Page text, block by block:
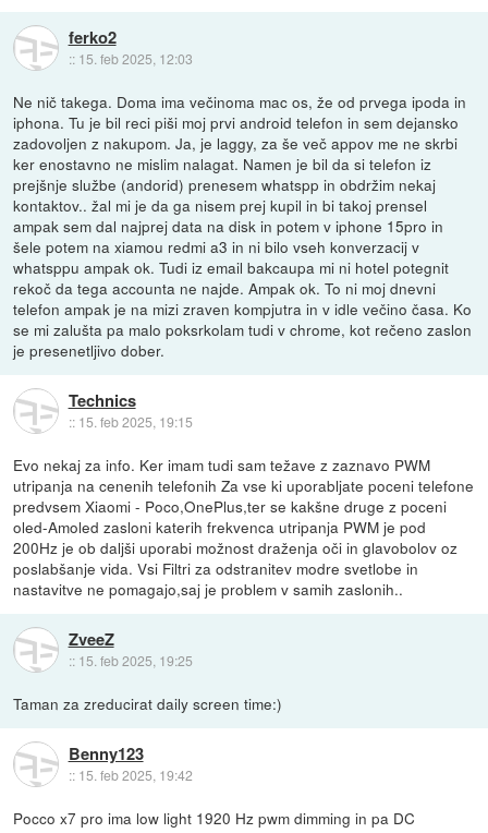
ferko2
:: 15. feb 2025, 12:03
Ne nič takega. Doma ima večinoma mac os, že od prvega ipoda in
iphona. Tu je bil reci piši moj prvi android telefon in sem dejansko
zadovoljen z nakupom. Ja, je laggy, za še več appov me ne skrbi
ker enostavno ne mislim nalagat. Namen je bil da si telefon iz
prejšnje službe (andorid) prenesem whatspp in obdržim nekaj
kontaktov.. žal mi je da ga nisem prej kupil in bi takoj prensel
ampak sem dal najprej data na disk in potem v iphone 15pro in
šele potem na xiamou redmi a3 in ni bilo vseh konverzacij v
whatsppu ampak ok. Tudi iz email bakcaupa mi ni hotel potegnit
rekoč da tega accounta ne najde. Ampak ok. To ni moj dnevni
telefon ampak je na mizi zraven kompjutra in v idle večino časa. Ko
se mi zalušta pa malo poksrkolam tudi v chrome, kot rečeno zaslon
je presenetljivo dober.
Technics
:: 15. feb 2025, 19:15
Evo nekaj za info. Ker imam tudi sam težave z zaznavo PWM
utripanja na cenenih telefonih Za vse ki uporabljate poceni telefone
predvsem Xiaomi - Poco,OnePlus,ter se kakšne druge z poceni
oled-Amoled zasloni katerih frekvenca utripanja PWM je pod
200Hz je ob daljši uporabi možnost draženja oči in glavobolov oz
poslabšanje vida. Vsi Filtri za odstranitev modre svetlobe in
nastavitve ne pomagajo,saj je problem v samih zaslonih..
ZveeZ
:: 15. feb 2025, 19:25
Taman za zreducirat daily screen time:)
Benny123
:: 15. feb 2025, 19:42
Pocco x7 pro ima low light 1920 Hz pwm dimming in pa DC